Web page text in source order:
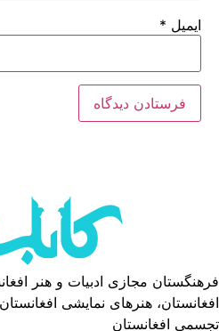
ایمیل *
فرهنگستان مجازی ادبیات و هنر
افغانستان، هنرهای نمایشی
تجسمی افغانستان